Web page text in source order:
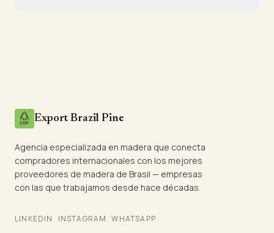
Export Brazil Pine
Agencia especializada en madera que conecta
compradores internacionales con los mejores
proveedores de madera de Brasil — empresas
con las que trabajamos desde hace décadas.
LINKEDIN INSTAGRAM WHATSAPP